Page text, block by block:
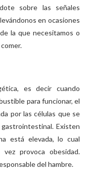
sobre las señales
en ocasiones
la que necesitamos o
es decir cuando
para funcionar, el
por las células que se
Existen
está elevada, lo cual
provoca obesidad.
del hambre.